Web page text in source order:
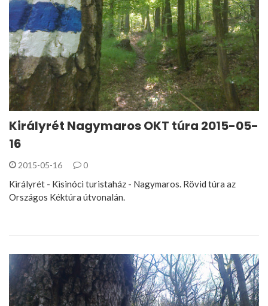
Királyrét Nagymaros OKT túra 2015-05-
16
2015-05-16 0
Királyrét - Kisinóci turistaház - Nagymaros. Rövid túra az
Országos Kéktúra útvonalán.